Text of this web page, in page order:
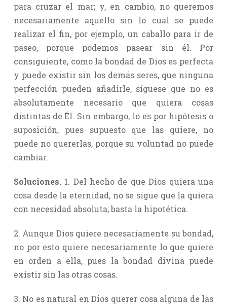
para cruzar el mar; y, en cambio, no queremos
necesariamente aquello sin lo cual se puede
realizar el fin, por ejemplo, un caballo para ir de
paseo, porque podemos pasear sin él. Por
consiguiente, como la bondad de Dios es perfecta
y puede existir sin los demás seres, que ninguna
perfección pueden añadirle, síguese que no es
absolutamente necesario que quiera cosas
distintas de Él. Sin embargo, lo es por hipótesis o
suposición, pues supuesto que las quiere, no
puede no quererlas, porque su voluntad no puede
cambiar.
Soluciones. 1. Del hecho de que Dios quiera una
cosa desde la eternidad, no se sigue que la quiera
con necesidad absoluta; basta la hipotética.
2. Aunque Dios quiere necesariamente su bondad,
no por esto quiere necesariamente lo que quiere
en orden a ella, pues la bondad divina puede
existir sin las otras cosas.
3. No es natural en Dios querer cosa alguna de las